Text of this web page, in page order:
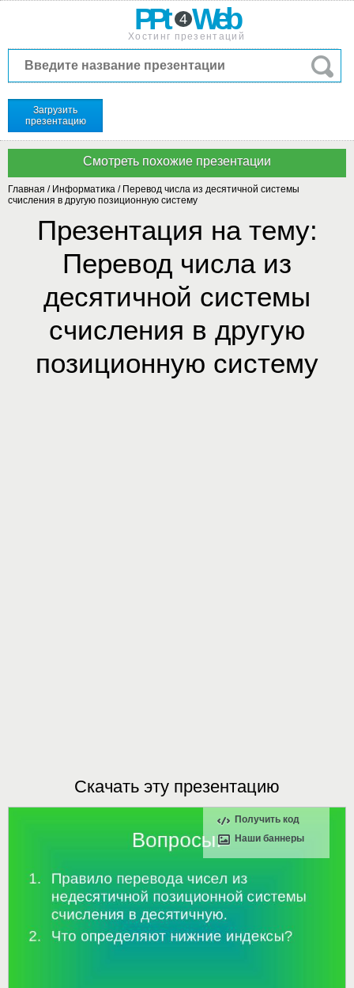
PPt 4 Web
Хостинг презентаций
Загрузить
презентацию
Главная / Информатика / Перевод числа из десятичной системы
счисления в другую позиционную систему
Презентация на тему:
Перевод числа из
десятичной системы
счисления в другую
позиционную систему
Скачать эту презентацию
Получить код
Наши баннеры